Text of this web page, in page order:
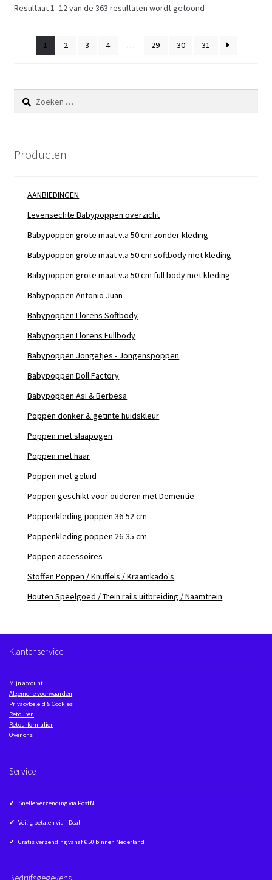
Resultaat 1–12 van de 363 resultaten wordt getoond
1 2 3 4 … 29 30 31
Zoeken
naar:
Producten
AANBIEDINGEN
Levensechte Babypoppen overzicht
Babypoppen grote maat v.a 50 cm zonder kleding
Babypoppen grote maat v.a 50 cm softbody met kleding
Babypoppen grote maat v.a 50 cm full body met kleding
Babypoppen Antonio Juan
Babypoppen Llorens Softbody
Babypoppen Llorens Fullbody
Babypoppen Jongetjes - Jongenspoppen
Babypoppen Doll Factory
Babypoppen Asi & Berbesa
Poppen donker & getinte huidskleur
Poppen met slaapogen
Poppen met haar
Poppen met geluid
Poppen geschikt voor ouderen met Dementie
Poppenkleding poppen 36-52 cm
Poppenkleding poppen 26-35 cm
Poppen accessoires
Stoffen Poppen / Knuffels / Kraamkado's
Houten Speelgoed / Trein rails uitbreiding / Naamtrein
Klantenservice
Mijn account
Algemene voorwaarden
Privacybeleid & Cookies
Retouren
Retourformulier
Over ons
Service
✔ Snelle verzending via PostNL
✔ Veilig betalen via i-Deal
✔ Gratis verzending vanaf € 50 binnen Nederland